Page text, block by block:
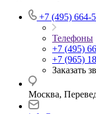
+7 (495) 664-
Телефоны
+7 (495)
+7 (965)
Заказать
Москва,